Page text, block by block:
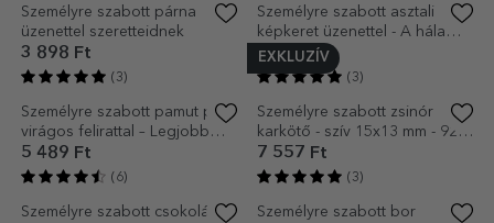
Személyre szabott bőr
pohártartó szöveggel
2 783 Ft
Személyre szabott csokoládé
szöveggel nyugdíjazáshoz
2 307 Ft